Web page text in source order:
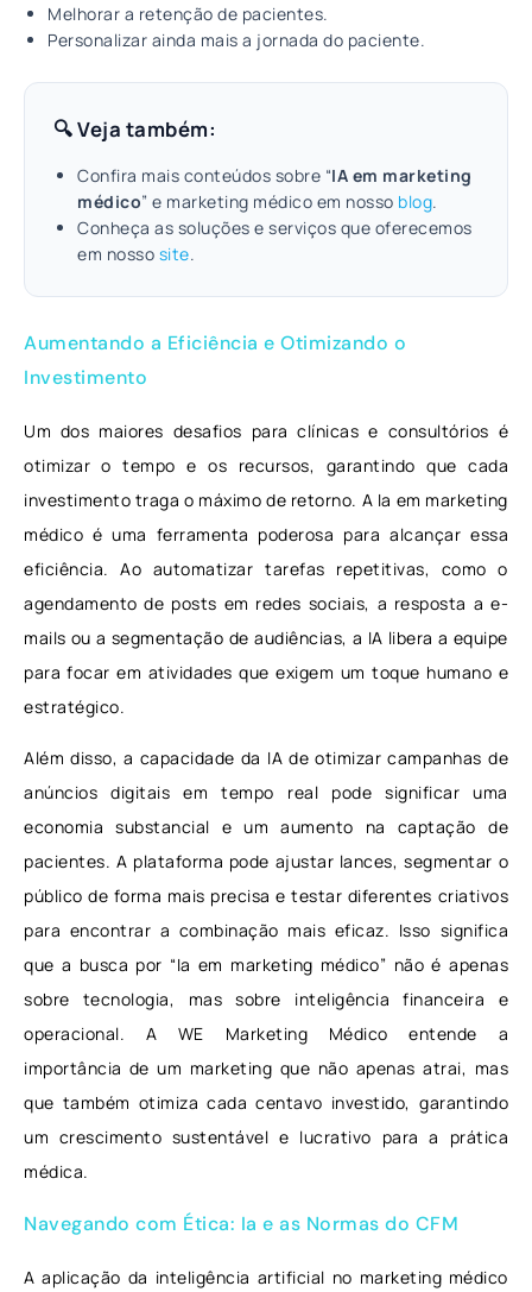
Melhorar a retenção de pacientes.
Personalizar ainda mais a jornada do paciente.
🔍 Veja também:
Confira mais conteúdos sobre “IA em marketing
médico” e marketing médico em nosso blog.
Conheça as soluções e serviços que oferecemos
em nosso site.
Aumentando a Eficiência e Otimizando o
Investimento
Um dos maiores desafios para clínicas e consultórios é
otimizar o tempo e os recursos, garantindo que cada
investimento traga o máximo de retorno. A Ia em marketing
médico é uma ferramenta poderosa para alcançar essa
eficiência. Ao automatizar tarefas repetitivas, como o
agendamento de posts em redes sociais, a resposta a e-
mails ou a segmentação de audiências, a IA libera a equipe
para focar em atividades que exigem um toque humano e
estratégico.
Além disso, a capacidade da IA de otimizar campanhas de
anúncios digitais em tempo real pode significar uma
economia substancial e um aumento na captação de
pacientes. A plataforma pode ajustar lances, segmentar o
público de forma mais precisa e testar diferentes criativos
para encontrar a combinação mais eficaz. Isso significa
que a busca por “Ia em marketing médico” não é apenas
sobre tecnologia, mas sobre inteligência financeira e
operacional. A WE Marketing Médico entende a
importância de um marketing que não apenas atrai, mas
que também otimiza cada centavo investido, garantindo
um crescimento sustentável e lucrativo para a prática
médica.
Navegando com Ética: Ia e as Normas do CFM
A aplicação da inteligência artificial no marketing médico